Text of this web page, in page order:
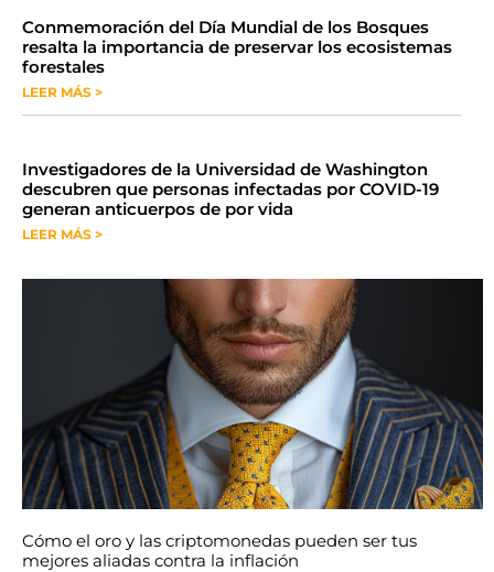
Conmemoración del Día Mundial de los Bosques
resalta la importancia de preservar los ecosistemas
forestales
LEER MÁS >
Investigadores de la Universidad de Washington
descubren que personas infectadas por COVID-19
generan anticuerpos de por vida
LEER MÁS >
Cómo el oro y las criptomonedas pueden ser tus
mejores aliadas contra la inflación